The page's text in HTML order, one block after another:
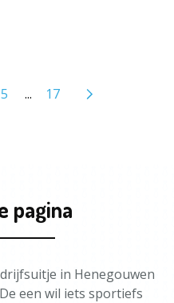
5 ... 17
pagina
in Henegouwen
een wil iets sportiefs